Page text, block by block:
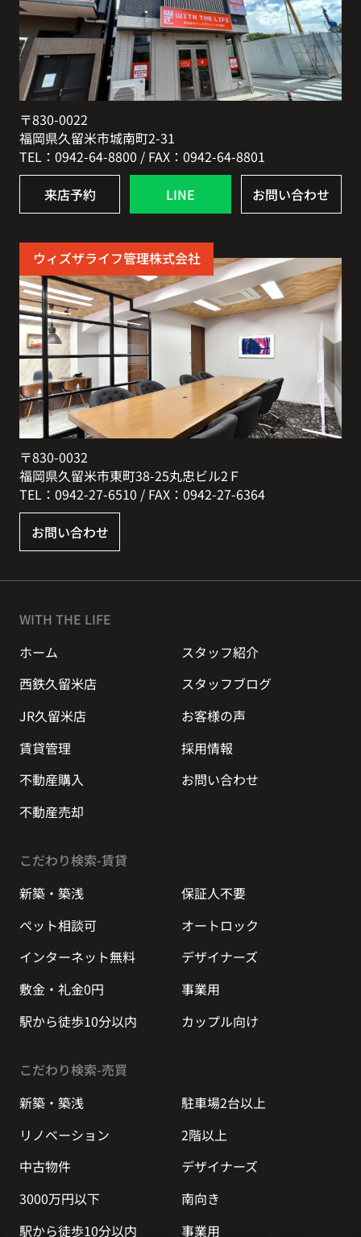
〒830-0022
福岡県久留米市城南町2-31
TEL：0942-64-8800 / FAX：0942-64-8801
来店予約 LINE お問い合わせ
ウィズザライフ管理株式会社
〒830-0032
福岡県久留米市東町38-25丸忠ビル2Ｆ
TEL：0942-27-6510 / FAX：0942-27-6364
お問い合わせ
WITH THE LIFE
ホーム
スタッフ紹介
西鉄久留米店
スタッフブログ
JR久留米店
お客様の声
賃貸管理
採用情報
不動産購入
お問い合わせ
不動産売却
こだわり検索-賃貸
新築・築浅
保証人不要
ペット相談可
オートロック
インターネット無料
デザイナーズ
敷金・礼金0円
事業用
駅から徒歩10分以内
カップル向け
こだわり検索-売買
新築・築浅
駐車場2台以上
リノベーション
2階以上
中古物件
デザイナーズ
3000万円以下
南向き
駅から徒歩10分以内
事業用